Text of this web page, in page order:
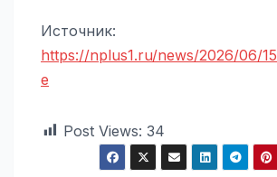
Источник:
https://nplus1.ru/news/2026/06/
e
Post Views: 34